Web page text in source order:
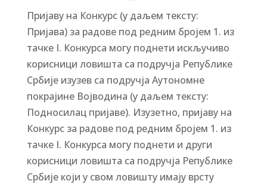
Пријаву на Конкурс (у даљем тексту:
Пријава) за радове под редним бројем 1. из
тачке I. Конкурса могу поднети искључиво
корисници ловишта са подручја Републике
Србије изузев са подручја Аутономне
покрајине Војводина (у даљем тексту:
Подносилац пријаве). Изузетно, пријаву на
Конкурс за радове под редним бројем 1. из
тачке I. Конкурса могу поднети и други
корисници ловишта са подручја Републике
Србије који у свом ловишту имају врсту